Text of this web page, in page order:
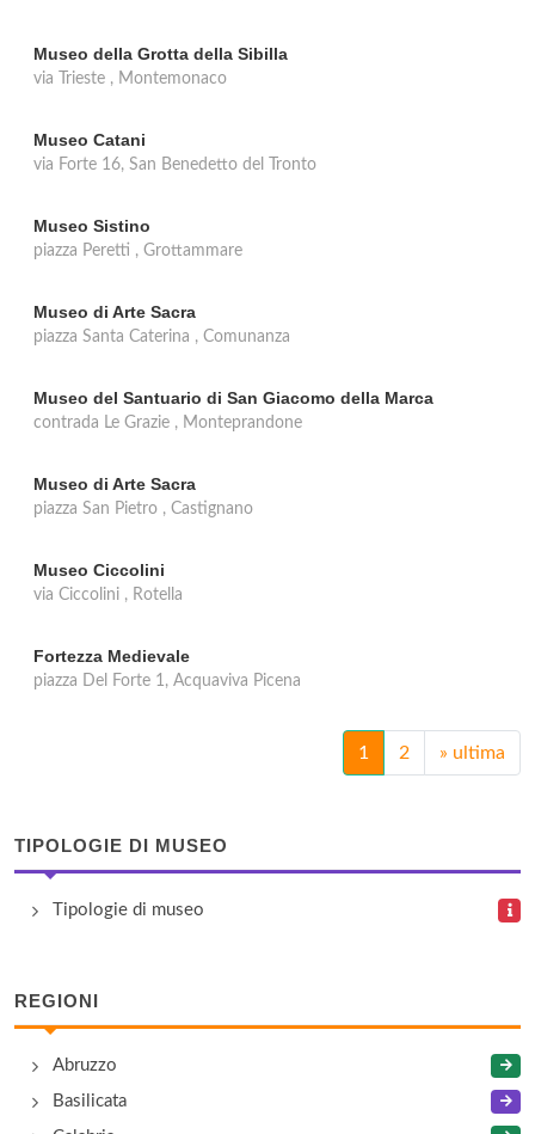
Museo della Grotta della Sibilla
via Trieste , Montemonaco
Museo Catani
via Forte 16, San Benedetto del Tronto
Museo Sistino
piazza Peretti , Grottammare
Museo di Arte Sacra
piazza Santa Caterina , Comunanza
Museo del Santuario di San Giacomo della Marca
contrada Le Grazie , Monteprandone
Museo di Arte Sacra
piazza San Pietro , Castignano
Museo Ciccolini
via Ciccolini , Rotella
Fortezza Medievale
piazza Del Forte 1, Acquaviva Picena
1 2 » ultima
TIPOLOGIE DI MUSEO
Tipologie di museo
REGIONI
Abruzzo
Basilicata